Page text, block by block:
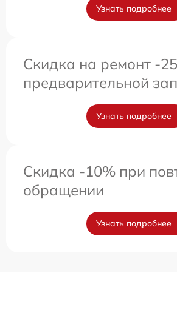
Узнать подробнее
Скидка на ремонт -
предварительной
Узнать подробнее
Скидка -10% при
обращении
Узнать подробнее